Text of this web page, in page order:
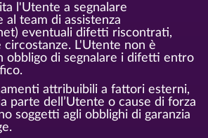
l'Utente a segnalare
team di assistenza
eventuali difetti riscontrati,
L'Utente non è
obbligo di segnalare i difetti entro
attribuibili a fattori esterni,
parte dell’Utente o cause di forza
soggetti agli obblighi di garanzia